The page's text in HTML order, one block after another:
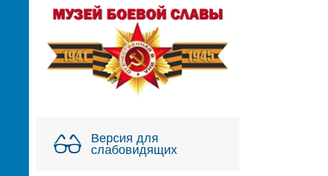
Версия для
слабовидящих